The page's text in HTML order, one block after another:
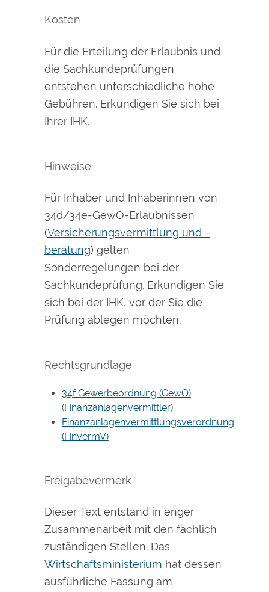
Kosten
Für die Erteilung der Erlaubnis und
die Sachkundeprüfungen
entstehen unterschiedliche hohe
Gebühren. Erkundigen Sie sich bei
Ihrer IHK.
Hinweise
Für Inhaber und Inhaberinnen von
34d/34e-GewO-Erlaubnissen
(Versicherungsvermittlung und -
beratung) gelten
Sonderregelungen bei der
Sachkundeprüfung. Erkundigen Sie
sich bei der IHK, vor der Sie die
Prüfung ablegen möchten.
Rechtsgrundlage
34f Gewerbeordnung (GewO)
(Finanzanlagenvermittler)
Finanzanlagenvermittlungsverordnung
(FinVermV)
Freigabevermerk
Dieser Text entstand in enger
Zusammenarbeit mit den fachlich
zuständigen Stellen. Das
Wirtschaftsministerium hat dessen
ausführliche Fassung am